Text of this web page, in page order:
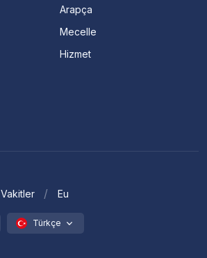
Arapça
Mecelle
Hizmet
Vakitler Eu
Türkçe